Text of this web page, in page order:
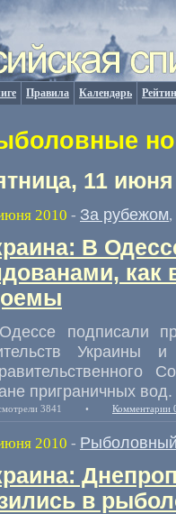
Правила Календарь
11 июня
2010 - За рубежом,
В
как
подписали
Украины
приграничных вод.
3841 • Комментарии
2010 -
в